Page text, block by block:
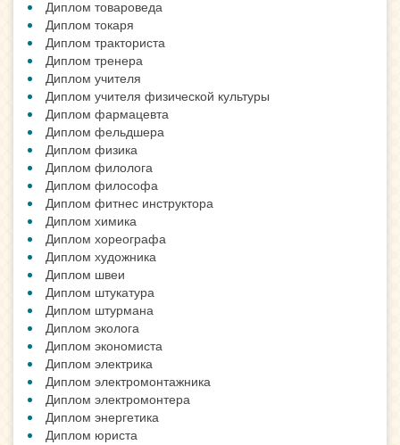
Диплом товароведа
Диплом токаря
Диплом тракториста
Диплом тренера
Диплом учителя
Диплом учителя физической культуры
Диплом фармацевта
Диплом фельдшера
Диплом физика
Диплом филолога
Диплом философа
Диплом фитнес инструктора
Диплом химика
Диплом хореографа
Диплом художника
Диплом швеи
Диплом штукатура
Диплом штурмана
Диплом эколога
Диплом экономиста
Диплом электрика
Диплом электромонтажника
Диплом электромонтера
Диплом энергетика
Диплом юриста